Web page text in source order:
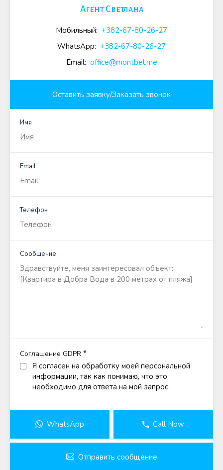
Агент Светлана
Мобильный: +382-67-80-26-27
WhatsApp: +382-67-80-26-27
Email: office@montbel.me
Оставить заявку/Заказать звонок
Имя
Email
Телефон
Сообщение
Соглашение GDPR *
Я согласен на обработку моей персональной
информации, так как понимаю, что это
необходимо для ответа на мой запрос.
WhatsApp Call Now
Отправить сообщение